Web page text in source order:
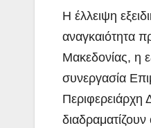
Η έλλειψη
αναγκαιότητα
Μακεδονίας, η
συνεργασία
Περιφερειάρχη